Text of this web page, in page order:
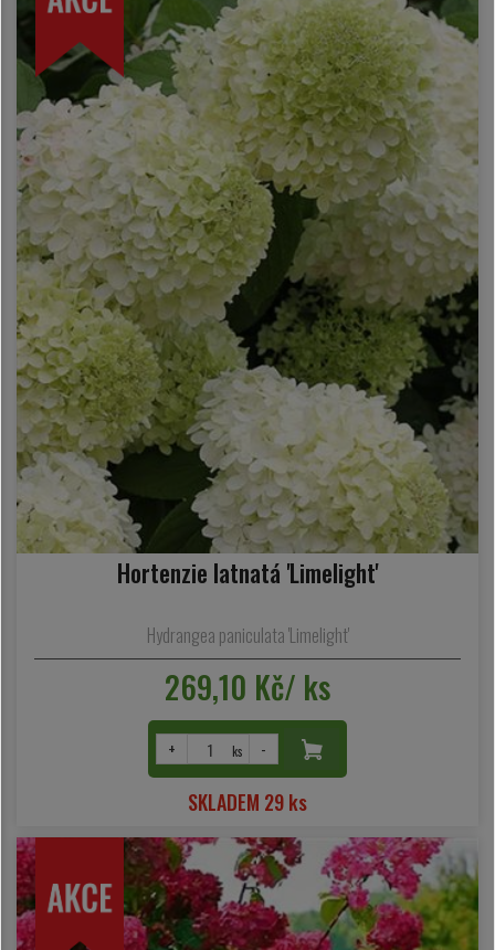
Hortenzie latnatá 'Limelight'
Hydrangea paniculata 'Limelight'
269,10 Kč/ ks
+ ks -
SKLADEM 29 ks